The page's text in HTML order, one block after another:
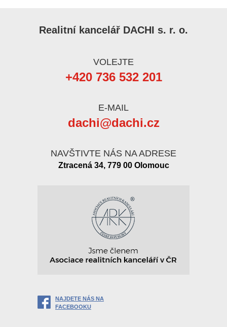
Realitní kancelář DACHI s. r. o.
VOLEJTE
+420 736 532 201
E-MAIL
dachi@dachi.cz
NAVŠTIVTE NÁS NA ADRESE
Ztracená 34, 779 00 Olomouc
NAJDETE NÁS NA
FACEBOOKU